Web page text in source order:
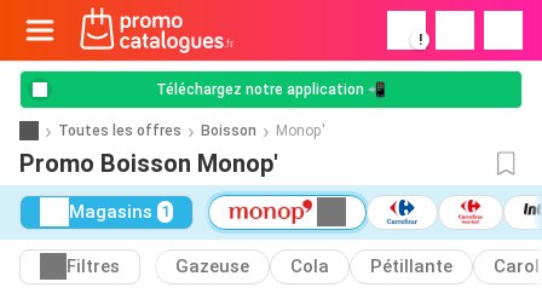
!
Téléchargez notre application 📲
Toutes les offres Boisson Monop'
Promo Boisson Monop'
Magasins 1
Filtres Gazeuse Cola Pétillante